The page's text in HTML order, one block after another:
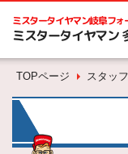
ミスタータイヤマン岐阜フォ
ミスタータイヤマン
TOPページ スタッ